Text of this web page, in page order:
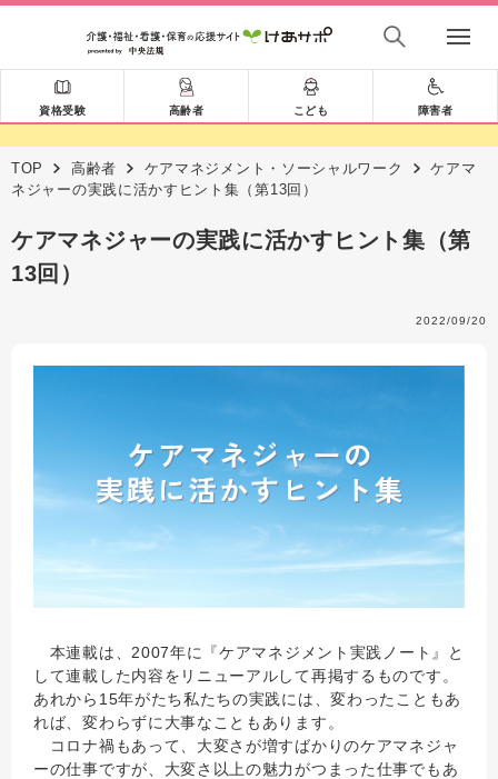
資格受験 高齢者 こども 障害者
TOP 高齢者 ケアマネジメント・ソーシャルワーク
ケアマ
ネジャーの実践に活かすヒント集（第13回）
ケアマネジャーの実践に活かすヒント集（第
13回）
2022/09/20
本連載は、2007年に『ケアマネジメント実践ノート』と
して連載した内容をリニューアルして再掲するものです。
あれから15年がたち私たちの実践には、変わったこともあ
れば、変わらずに大事なこともあります。
コロナ禍もあって、大変さが増すばかりのケアマネジャ
ーの仕事ですが、大変さ以上の魅力がつまった仕事でもあ